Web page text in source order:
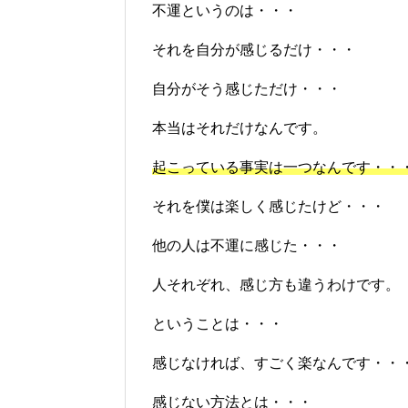
不運というのは・・・
それを自分が感じるだけ・・・
自分がそう感じただけ・・・
本当はそれだけなんです。
起こっている事実は一つなんです・・
それを僕は楽しく感じたけど・・・
他の人は不運に感じた・・・
人それぞれ、感じ方も違うわけです。
ということは・・・
感じなければ、すごく楽なんです・・
感じない方法とは・・・